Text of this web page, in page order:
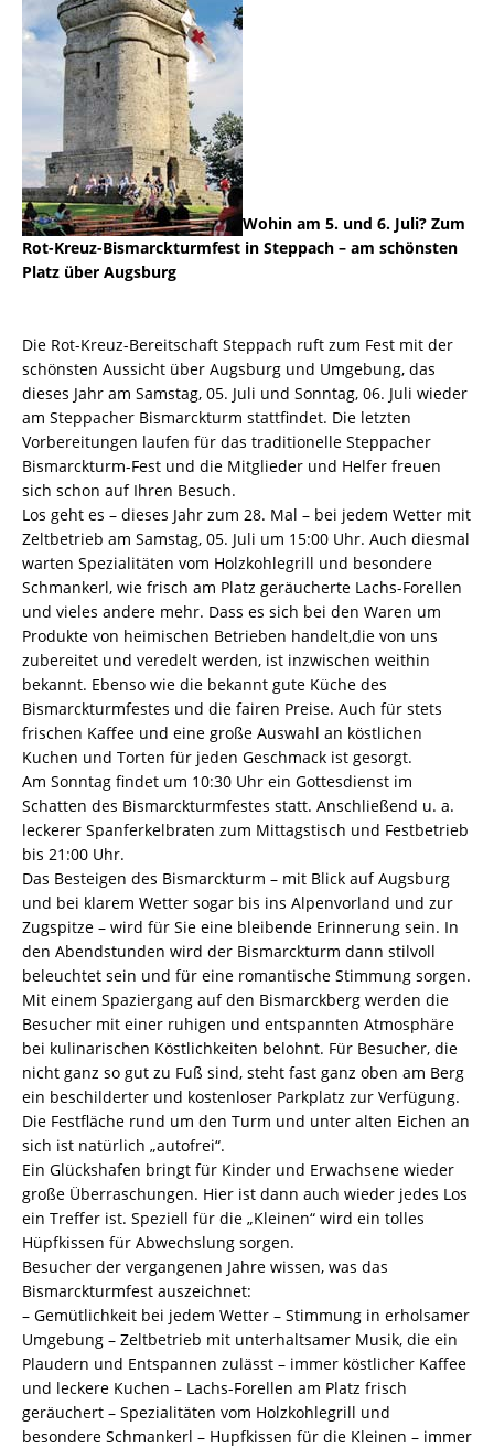
Wohin am 5. und 6. Juli? Zum
Rot-Kreuz-Bismarckturmfest in Steppach – am schönsten
Platz über Augsburg
Die Rot-Kreuz-Bereitschaft Steppach ruft zum Fest mit der
schönsten Aussicht über Augsburg und Umgebung, das
dieses Jahr am Samstag, 05. Juli und Sonntag, 06. Juli wieder
am Steppacher Bismarckturm stattfindet. Die letzten
Vorbereitungen laufen für das traditionelle Steppacher
Bismarckturm-Fest und die Mitglieder und Helfer freuen
sich schon auf Ihren Besuch.
Los geht es – dieses Jahr zum 28. Mal – bei jedem Wetter mit
Zeltbetrieb am Samstag, 05. Juli um 15:00 Uhr. Auch diesmal
warten Spezialitäten vom Holzkohlegrill und besondere
Schmankerl, wie frisch am Platz geräucherte Lachs-Forellen
und vieles andere mehr. Dass es sich bei den Waren um
Produkte von heimischen Betrieben handelt,die von uns
zubereitet und veredelt werden, ist inzwischen weithin
bekannt. Ebenso wie die bekannt gute Küche des
Bismarckturmfestes und die fairen Preise. Auch für stets
frischen Kaffee und eine große Auswahl an köstlichen
Kuchen und Torten für jeden Geschmack ist gesorgt.
Am Sonntag findet um 10:30 Uhr ein Gottesdienst im
Schatten des Bismarckturmfestes statt. Anschließend u. a.
leckerer Spanferkelbraten zum Mittagstisch und Festbetrieb
bis 21:00 Uhr.
Das Besteigen des Bismarckturm – mit Blick auf Augsburg
und bei klarem Wetter sogar bis ins Alpenvorland und zur
Zugspitze – wird für Sie eine bleibende Erinnerung sein. In
den Abendstunden wird der Bismarckturm dann stilvoll
beleuchtet sein und für eine romantische Stimmung sorgen.
Mit einem Spaziergang auf den Bismarckberg werden die
Besucher mit einer ruhigen und entspannten Atmosphäre
bei kulinarischen Köstlichkeiten belohnt. Für Besucher, die
nicht ganz so gut zu Fuß sind, steht fast ganz oben am Berg
ein beschilderter und kostenloser Parkplatz zur Verfügung.
Die Festfläche rund um den Turm und unter alten Eichen an
sich ist natürlich „autofrei“.
Ein Glückshafen bringt für Kinder und Erwachsene wieder
große Überraschungen. Hier ist dann auch wieder jedes Los
ein Treffer ist. Speziell für die „Kleinen“ wird ein tolles
Hüpfkissen für Abwechslung sorgen.
Besucher der vergangenen Jahre wissen, was das
Bismarckturmfest auszeichnet:
– Gemütlichkeit bei jedem Wetter – Stimmung in erholsamer
Umgebung – Zeltbetrieb mit unterhaltsamer Musik, die ein
Plaudern und Entspannen zulässt – immer köstlicher Kaffee
und leckere Kuchen – Lachs-Forellen am Platz frisch
geräuchert – Spezialitäten vom Holzkohlegrill und
besondere Schmankerl – Hupfkissen für die Kleinen – immer